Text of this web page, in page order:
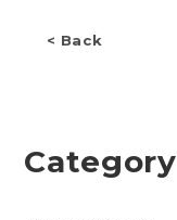
< Back
Category